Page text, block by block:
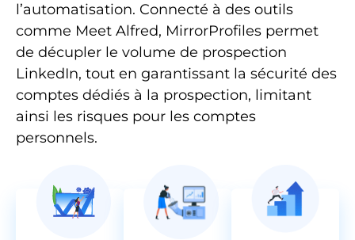
l’automatisation. Connecté à des outils
comme Meet Alfred, MirrorProfiles permet
de décupler le volume de prospection
LinkedIn, tout en garantissant la sécurité des
comptes dédiés à la prospection, limitant
ainsi les risques pour les comptes
personnels.